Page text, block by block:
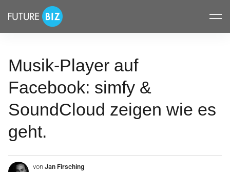
überspringen
FUTUREBIZ
Musik-Player auf
Facebook: simfy &
SoundCloud zeigen wie es
geht.
von Jan Firsching